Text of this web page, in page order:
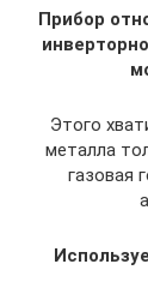
Прибор
Этого
металла
газовая